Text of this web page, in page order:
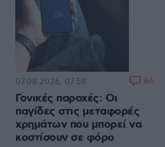
Γονικές παροχές: Οι
παγίδες στις μεταφορές
χρημάτων που μπορεί να
κοστίσουν σε φόρο
07.08.2026, 07:58 86